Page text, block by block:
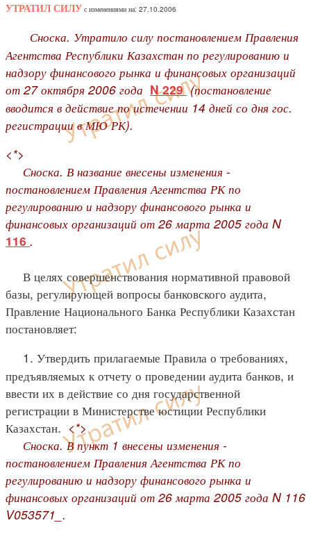
УТРАТИЛ СИЛУ с изменениями на: 27.10.2006
Сноска. Утратило силу постановлением Правления
Агентства Республики Казахстан по регулированию и
надзору финансового рынка и финансовых организаций
от 27 октября 2006 года N 229(постановление
вводится в действие по истечении 14 дней со дня гос.
регистрации в МЮ РК).
<*>
Сноска. В название внесены изменения -
постановлением Правления Агентства РК по
регулированию и надзору финансового рынка и
финансовых организаций от 26 марта 2005 года N
116 .
В целях совершенствования нормативной правовой
базы, регулирующей вопросы банковского аудита,
Правление Национального Банка Республики Казахстан
постановляет:
1. Утвердить прилагаемые Правила о требованиях,
предъявляемых к отчету о проведении аудита банков, и
ввести их в действие со дня государственной
регистрации в Министерстве юстиции Республики
Казахстан. <*>
Сноска. В пункт 1 внесены изменения -
постановлением Правления Агентства РК по
регулированию и надзору финансового рынка и
финансовых организаций от 26 марта 2005 года N 116
V053571_.